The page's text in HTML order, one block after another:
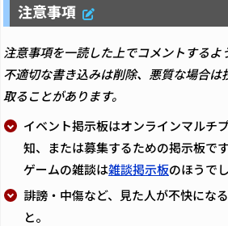
注意事項
注意事項を一読した上でコメントするよ
不適切な書き込みは削除、悪質な場合は
取ることがあります。
イベント掲示板はオンラインマルチ
知、または募集するための掲示板です
ゲームの雑談は雑談掲示板のほうで
誹謗・中傷など、見た人が不快にな
と。